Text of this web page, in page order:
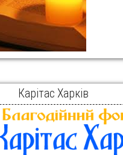
Карітас Харків